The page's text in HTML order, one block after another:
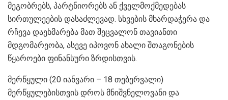
მეგობრებს, პარტნიორებს ან ქველმოქმედებას
სირთულეების დასაძლევად. სხვების მხარდაჭერა და
რჩევა დაეხმარება მათ შეცვალონ თავიანთი
მდგომარეობა, ასევე იპოვონ ახალი შთაგონების
წყაროები ფინანსური ზრდისთვის.
მერწყული (20 იანვარი – 18 თებერვალი)
მერწყულებისთვის დროს მნიშვნელოვანი და